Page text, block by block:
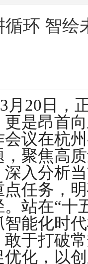
环 智绘
20日，正
更是昂首
会议在杭
，聚焦高
深入分析
点任务，
。站在“十
智能化时
敢于打破
优化，以